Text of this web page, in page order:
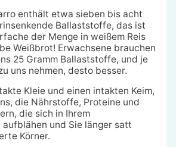
enthält etwa sieben bis acht
Ballaststoffe, das ist
der Menge in weißem Reis
Weißbrot! Erwachsene brauchen
25 Gramm Ballaststoffe, und je
uns nehmen, desto besser.
Kleie und einen intakten Keim,
die Nährstoffe, Proteine und
die sich in Ihrem
und Sie länger satt
Körner.